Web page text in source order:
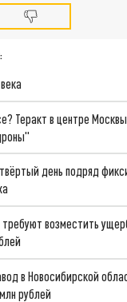
Теракт в центре
день подряд
возместить
в Новосибирской
рублей